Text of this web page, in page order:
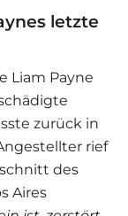
letzte
Liam Payne
zurück in
rief
des
Aires